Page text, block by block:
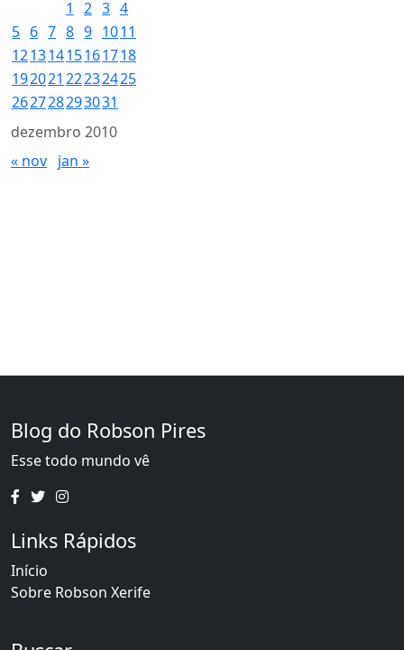
dezembro 2010
1
2 3 4
5 6 7 8 9 1011
12131415161718
192021 22232425
262728293031
« nov jan »
Blog do Robson Pires
Esse todo mundo vê
Links Rápidos
Início
Sobre Robson Xerife